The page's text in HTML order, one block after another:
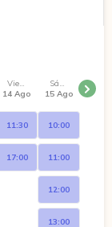
Viernes
14 Ago
11:30
17:00
Sábado
15 Ago
10:00
11:00
12:00
13:00